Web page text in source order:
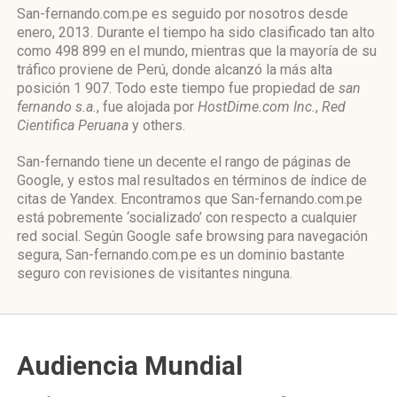
San-fernando.com.pe es seguido por nosotros desde
enero, 2013. Durante el tiempo ha sido clasificado tan alto
como 498 899 en el mundo, mientras que la mayoría de su
tráfico proviene de Perú, donde alcanzó la más alta
posición 1 907. Todo este tiempo fue propiedad de san
fernando s.a., fue alojada por HostDime.com Inc., Red
Cientifica Peruana y others.
San-fernando tiene un decente el rango de páginas de
Google, y estos mal resultados en términos de índice de
citas de Yandex. Encontramos que San-fernando.com.pe
está pobremente ‘socializado’ con respecto a cualquier
red social. Según Google safe browsing para navegación
segura, San-fernando.com.pe es un dominio bastante
seguro con revisiones de visitantes ninguna.
Audiencia Mundial